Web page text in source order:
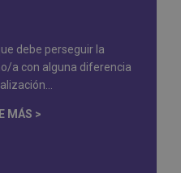
debe perseguir la
a con alguna diferencia
MÁS >